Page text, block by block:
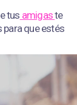
tus amigaste
para que estés